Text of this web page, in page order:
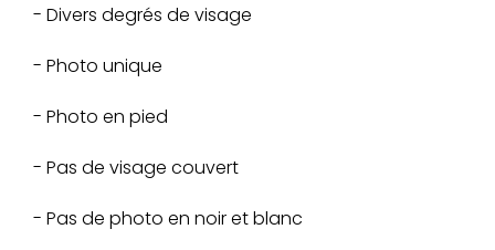
- Divers degrés de visage
- Photo unique
- Photo en pied
- Pas de visage couvert
- Pas de photo en noir et blanc